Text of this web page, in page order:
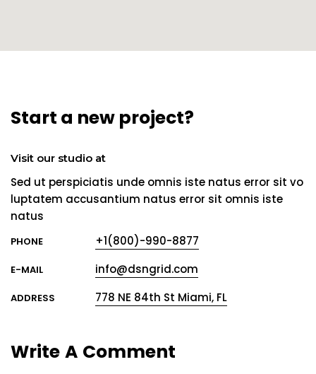
Start a new project?
Visit our studio at
Sed ut perspiciatis unde omnis iste natus error sit vo
luptatem accusantium natus error sit omnis iste
natus
PHONE +1(800)-990-8877
E-MAIL info@dsngrid.com
ADDRESS 778 NE 84th St Miami, FL
Write A Comment